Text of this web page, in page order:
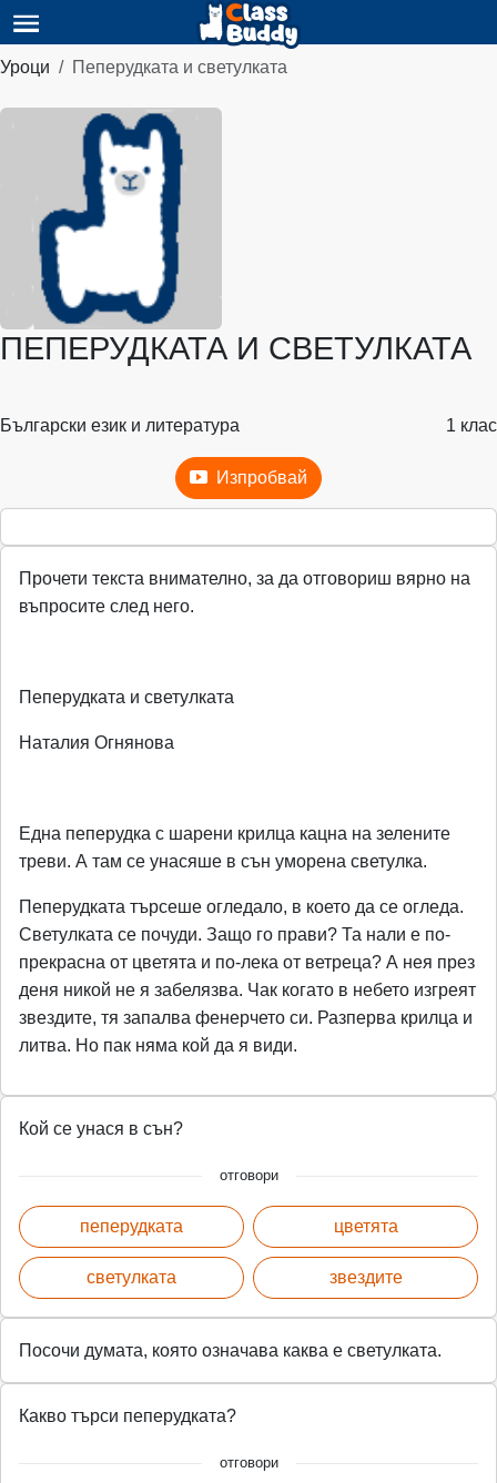
Уроци Пеперудката и светулката
ПЕПЕРУДКАТА И СВЕТУЛКАТА
Български език и литература 1 клас
Изпробвай
Прочети текста внимателно, за да отговориш вярно на
въпросите след него.
Пеперудката и светулката
Наталия Огнянова
Една пеперудка с шарени крилца кацна на зелените
треви. А там се унасяше в сън уморена светулка.
Пеперудката търсеше огледало, в което да се огледа.
Светулката се почуди. Защо го прави? Та нали е по-
прекрасна от цветята и по-лека от ветреца? А нея през
деня никой не я забелязва. Чак когато в небето изгреят
звездите, тя запалва фенерчето си. Разперва крилца и
литва. Но пак няма кой да я види.
Кой се унася в сън?
отговори
пеперудката
светулката
цветята
звездите
Посочи думата, която означава каква е светулката.
Какво търси пеперудката?
отговори